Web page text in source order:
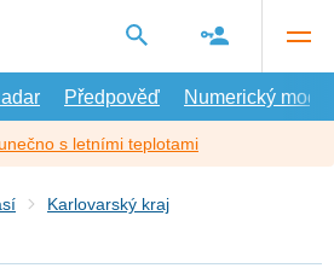
Předpověď Numerický model
s letními teplotami
Karlovarský kraj